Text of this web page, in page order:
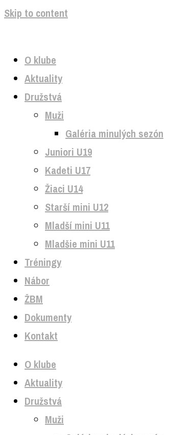
Skip to content
O klube
Aktuality
Družstvá
Muži
Galéria minulých sezón
Juniori U19
Kadeti U17
Žiaci U14
Starší mini U12
Mladší mini U11
Mladšie mini U11
Tréningy
Nábor
ŽBM
Dokumenty
Kontakt
O klube
Aktuality
Družstvá
Muži